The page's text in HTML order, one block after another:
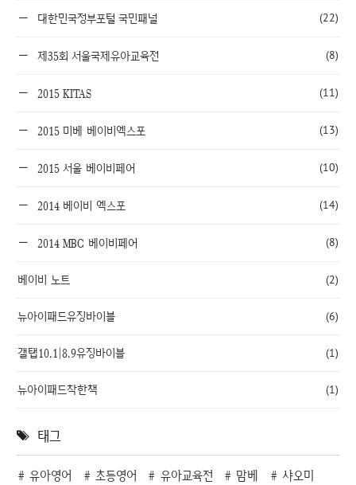
대한민국정부포털 국민패널 (22)
제35회 서울국제유아교육전 (8)
2015 KITAS (11)
2015 미베 베이비엑스포 (13)
2015 서울 베이비페어 (10)
2014 베이비 엑스포 (14)
2014 MBC 베이비페어 (8)
베이비 노트 (2)
뉴아이패드유징바이블 (6)
갤탭10.1|8.9유징바이블 (1)
뉴아이패드착한책 (1)
태그
유아영어 초등영어 유아교육전 맘베
샤오미